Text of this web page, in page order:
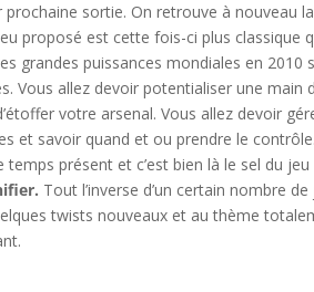
prochaine sortie. On retrouve à nouveau
proposé est cette fois-ci plus classique
grandes puissances mondiales en 2010
Vous allez devoir potentialiser une main
votre arsenal. Vous allez devoir
et savoir quand et ou prendre le
présent et c’est bien là le sel du jeu
Tout l’inverse d’un certain nombre
twists nouveaux et au thème